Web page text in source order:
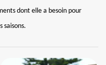
dont elle a besoin pour
saisons.